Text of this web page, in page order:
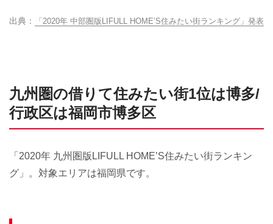
「2020年 中部圏版LIFULL HOME’S住みたい街ランキング」発表
九州圏の借りて住みたい街1位は博多/
行政区は福岡市博多区
「2020年 九州圏版LIFULL HOME’S住みたい街ランキン
グ」。対象エリアは福岡県です。